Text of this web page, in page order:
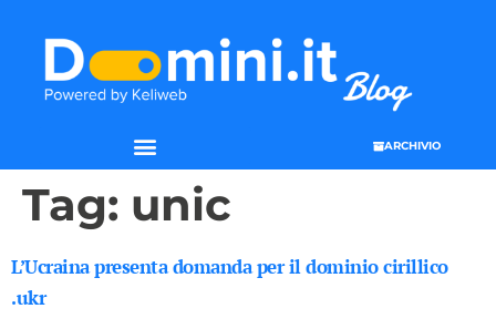
ARCHIVIO
Tag: unic
L’Ucraina presenta domanda per il dominio cirillico
.ukr